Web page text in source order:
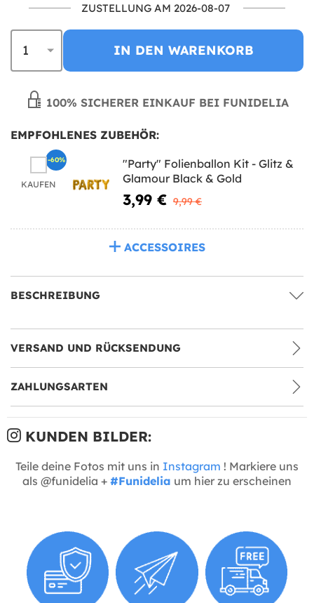
ZUSTELLUNG AM 2026-08-07
IN DEN WARENKORB
100% SICHERER EINKAUF BEI FUNIDELIA
EMPFOHLENES ZUBEHÖR:
KAUFEN
"Party" Folienballon Kit - Glitz &
Glamour Black & Gold
3,99 € 9,99 €
-60%
ACCESSOIRES
BESCHREIBUNG
VERSAND UND RÜCKSENDUNG
ZAHLUNGSARTEN
KUNDEN BILDER:
Teile deine Fotos mit uns in Instagram ! Markiere uns
als @funidelia + #Funidelia um hier zu erscheinen